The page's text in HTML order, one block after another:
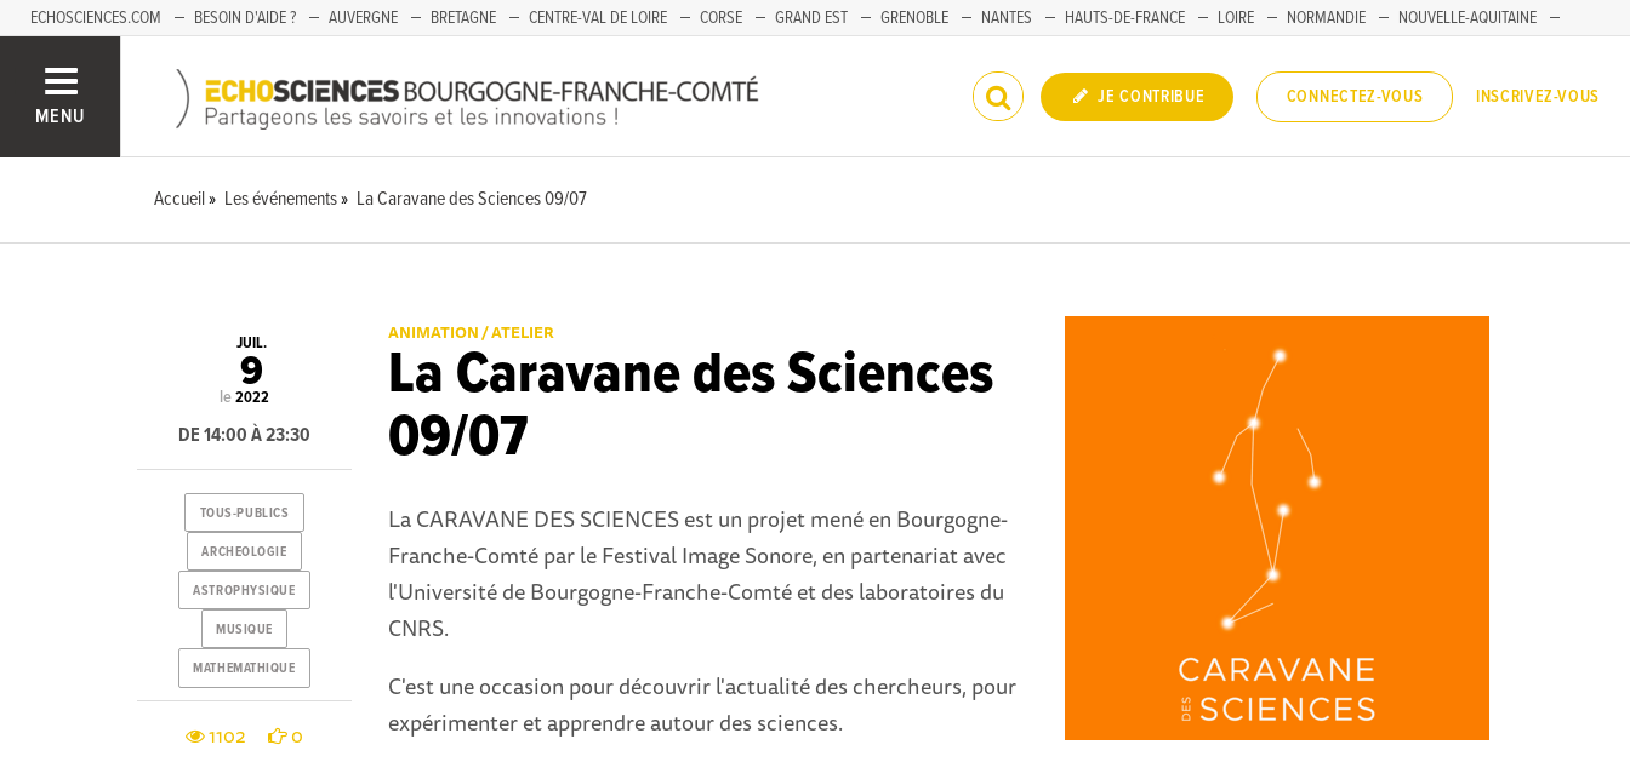
ECHOSCIENCES.COM BESOIN D'AIDE ? AUVERGNE BRETAGNE CENTRE-VAL DE LOIRE CORSE GRAND EST GRENOBLE NANTES HAUTS-DE-FRANCE LOIRE NORMANDIE
NOUVELLE-AQUITAINE
MENU
JE CONTRIBUE CONNECTEZ-VOUS INSCRIVEZ-VOUS
Accueil Les événements La Caravane des Sciences 09/07
ANIMATION / ATELIER
La Caravane des Sciences
09/07
La CARAVANE DES SCIENCES est un projet mené en Bourgogne-
Franche-Comté par le Festival Image Sonore, en partenariat avec
l'Université de Bourgogne-Franche-Comté et des laboratoires du
CNRS.
C'est une occasion pour découvrir l'actualité des chercheurs, pour
expérimenter et apprendre autour des sciences.
le
JUIL.
9
2022
DE 14:00 À 23:30
TOUS-PUBLICS
ARCHEOLOGIE
ASTROPHYSIQUE
MUSIQUE
MATHEMATHIQUE
1102 0